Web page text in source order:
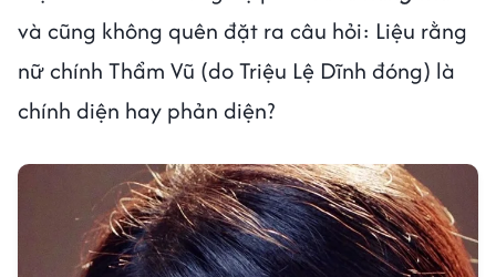
và cũng không quên đặt ra câu hỏi: Liệu rằng
nữ chính Thẩm Vũ (do Triệu Lệ Dĩnh đóng) là
chính diện hay phản diện?